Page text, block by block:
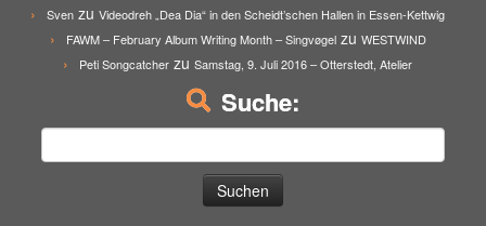
Sven zu Videodreh „Dea Dia“ in den Scheidt’schen Hallen in Essen-Kettwig
FAWM – February Album Writing Month – Singvøgelzu WESTWIND
Peti Songcatcher zu Samstag, 9. Juli 2016 – Otterstedt, Atelier
Suche: